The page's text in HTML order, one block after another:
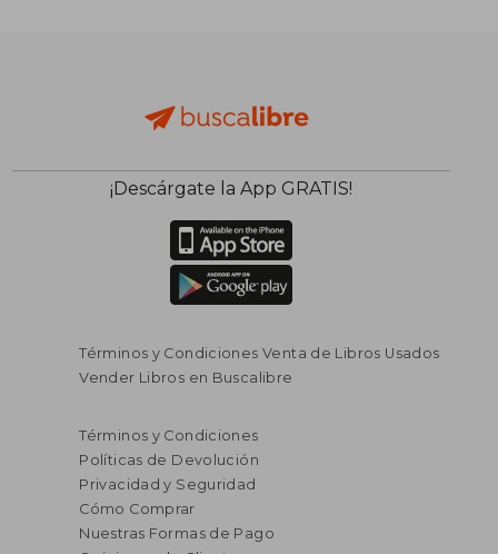
¡Descárgate la App GRATIS!
Términos y Condiciones Venta de Libros Usados
Vender Libros en Buscalibre
Términos y Condiciones
Políticas de Devolución
Privacidad y Seguridad
Cómo Comprar
Nuestras Formas de Pago